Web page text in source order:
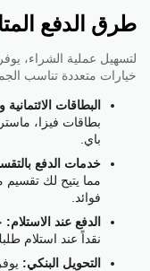
طرق الدفع
لتسهيل عملية الشراء،
خيارات متعددة تناسب
البطاقات الائتمانية
باي.
خدمات الدفع
مما يتيح لك
فوائد.
الدفع عند الاستلام:
نقداً عند استلام
التحويل البنكي: